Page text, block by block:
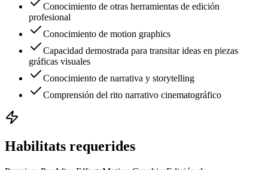
Conocimiento de otras herramientas de edición
profesional
Conocimiento de motion graphics
Capacidad demostrada para transitar ideas en piezas
gráficas visuales
Conocimiento de narrativa y storytelling
Comprensión del rito narrativo cinematográfico
Habilitats requerides